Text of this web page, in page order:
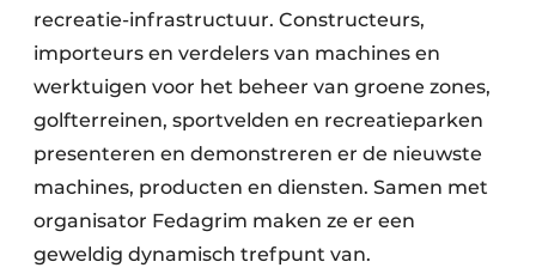
recreatie-infrastructuur. Constructeurs,
importeurs en verdelers van machines en
werktuigen voor het beheer van groene zones,
golfterreinen, sportvelden en recreatieparken
presenteren en demonstreren er de nieuwste
machines, producten en diensten. Samen met
organisator Fedagrim maken ze er een
geweldig dynamisch trefpunt van.